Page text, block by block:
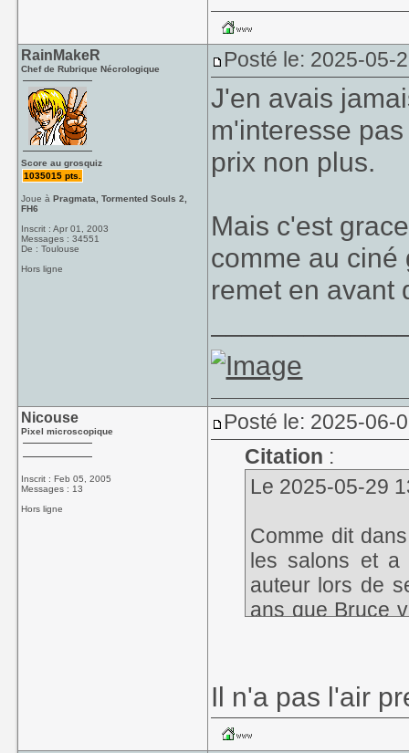
RainMakeR
Chef de Rubrique Nécrologique
Score au grosquiz
1035015 pts.
Joue àPragmata, Tormented Souls 2,
FH6
Inscrit : Apr 01, 2003
Messages : 34551
De : Toulouse
Hors ligne
Posté le: 2025-05-
J'en avais
m'interesse
prix non plus.
Mais c'est
comme au ciné
remet en avant
Nicouse
Pixel microscopique
Inscrit : Feb 05, 2005
Messages : 13
Hors ligne
Posté le: 2025-06-
Citation :
Le 2025-05-29
Comme dit
les salons et a
auteur lors de
ans que Bruce
Il n'a pas l'air